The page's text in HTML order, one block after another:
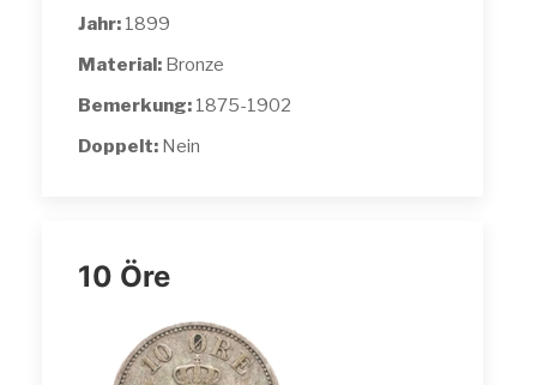
Jahr: 1899
Material: Bronze
Bemerkung: 1875-1902
Doppelt: Nein
10 Öre